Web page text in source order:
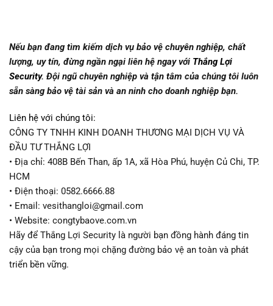
Nếu bạn đang tìm kiếm dịch vụ bảo vệ chuyên nghiệp, chất
lượng, uy tín, đừng ngần ngại liên hệ ngay với Thắng Lợi
Security. Đội ngũ chuyên nghiệp và tận tâm của chúng tôi luôn
sẵn sàng bảo vệ tài sản và an ninh cho doanh nghiệp bạn.
Liên hệ với chúng tôi:
CÔNG TY TNHH KINH DOANH THƯƠNG MẠI DỊCH VỤ VÀ
ĐẦU TƯ THẮNG LỢI
• Địa chỉ: 408B Bến Than, ấp 1A, xã Hòa Phú, huyện Củ Chi, TP.
HCM
• Điện thoại: 0582.6666.88
• Email: vesithangloi@gmail.com
• Website: congtybaove.com.vn
Hãy để Thắng Lợi Security là người bạn đồng hành đáng tin
cậy của bạn trong mọi chặng đường bảo vệ an toàn và phát
triển bền vững.